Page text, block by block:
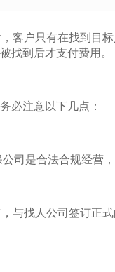
客户只有在找到目
找到后才支付费用。
必注意以下几点：
司是合法合规经营
与找人公司签订正